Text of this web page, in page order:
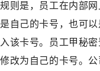
规则是，员工在内部
是自己的卡号，也可
入该卡号。员工甲秘
修改为自己的卡号。